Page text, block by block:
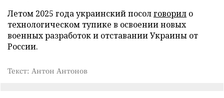
Летом 2025 года украинский посолговорил о
технологическом тупике в освоении новых
военных разработок и отставании Украины от
России.
Текст: Антон Антонов